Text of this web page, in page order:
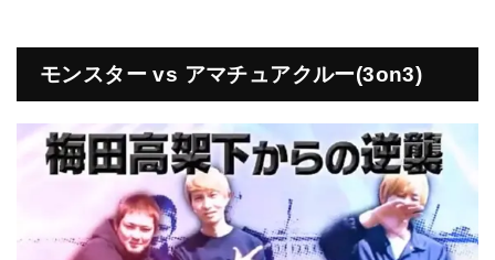
モンスター vs アマチュアクルー(3on3)